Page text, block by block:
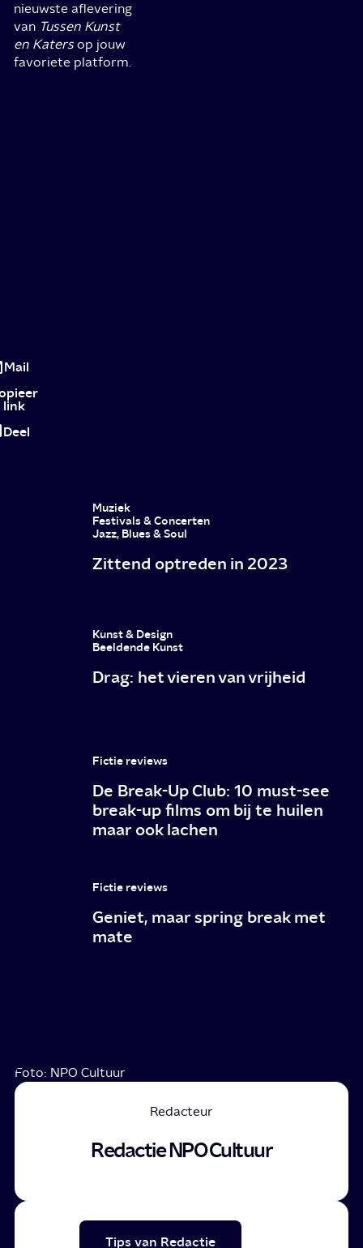
nieuwste aflevering
van Tussen Kunst
en Katersop jouw
favoriete platform.
coin
here
Mail
link
Deel
Muziek
Festivals & Concerten
Jazz, Blues & Soul
Zittend optreden in 2023
Kunst & Design
Beeldende Kunst
Drag: het vieren van vrijheid
Fictie reviews
De Break-Up Club: 10 must-see
break-up films om bij te huilen
maar ook lachen
Fictie reviews
Geniet, maar spring break met
mate
Foto: NPO Cultuur
Redacteur
Redactie NPO Cultuur
Tips van Redactie